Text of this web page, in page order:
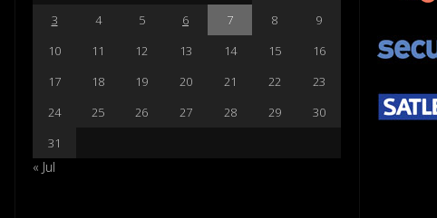
3
4 5 6 7 8
9
10
11 12 13 14 15
16
17
18 19 20 21 22
23
24
25 26 27 28 29
30
31
« Jul